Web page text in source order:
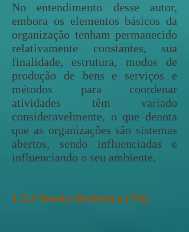
No entendimento desse autor,
embora os elementos básicos da
organização tenham permanecido
relativamente constantes, sua
finalidade, estrutura, modos de
produção de bens e serviços e
métodos para coordenar
atividades têm variado
consideravelmente, o que denota
que as organizações são sistemas
abertos, sendo influenciadas e
influenciando o seu ambiente.
1.2.2 Teoria Sistêmica (TS)